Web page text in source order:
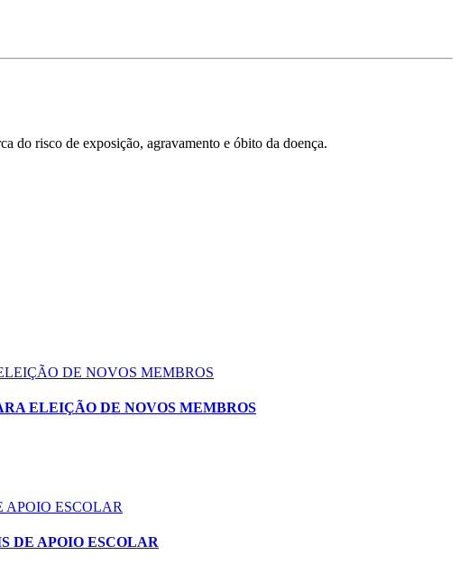
do risco de exposição, agravamento e óbito da doença.
DE NOVOS MEMBROS
ELEIÇÃO DE NOVOS MEMBROS
APOIO ESCOLAR
DE APOIO ESCOLAR